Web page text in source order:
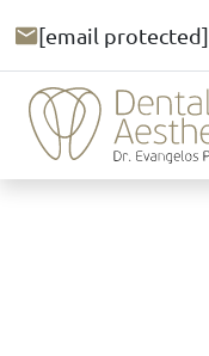
[email protected]